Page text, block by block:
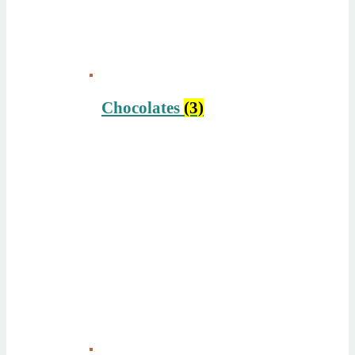
Chocolates (3)